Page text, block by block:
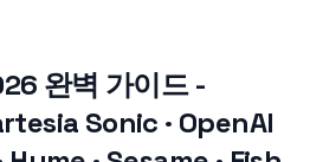
완벽 가이드 -
Sonic · OpenAI